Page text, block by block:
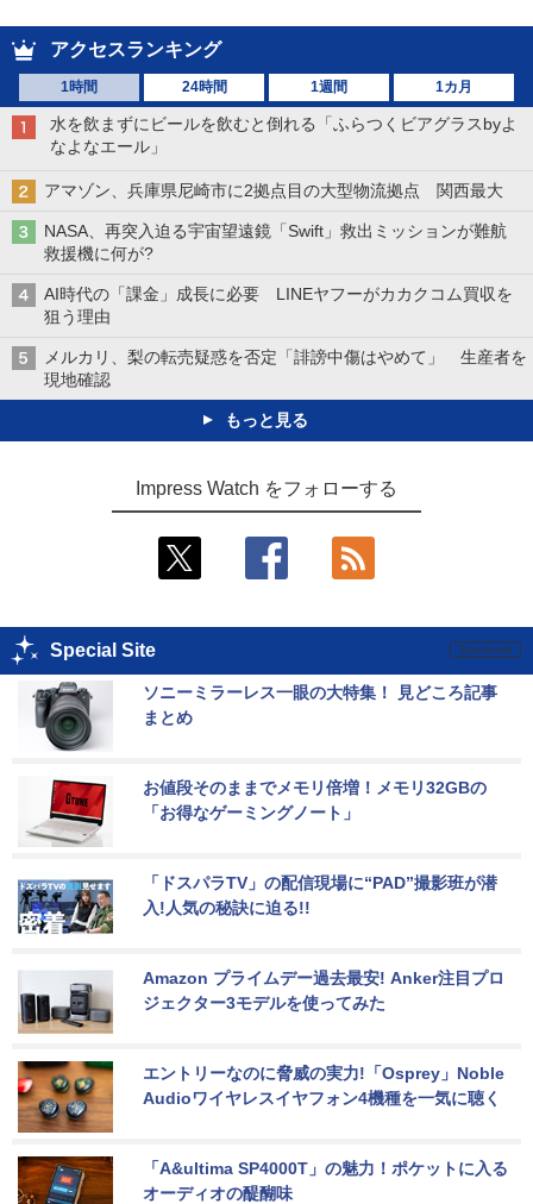
アクセスランキング
1時間 24時間 1週間 1カ月
水を飲まずにビールを飲むと倒れる「ふらつくビアグラスbyよ
なよなエール」
アマゾン、兵庫県尼崎市に2拠点目の大型物流拠点 関西最大
NASA、再突入迫る宇宙望遠鏡「Swift」救出ミッションが難航
救援機に何が?
AI時代の「課金」成長に必要 LINEヤフーがカカクコム買収を
狙う理由
メルカリ、梨の転売疑惑を否定「誹謗中傷はやめて」 生産者を
現地確認
もっと見る
Impress Watch をフォローする
Special Site
ソニーミラーレス一眼の大特集！ 見どころ記事
まとめ
お値段そのままでメモリ倍増！メモリ32GBの
「お得なゲーミングノート」
「ドスパラTV」の配信現場に“PAD”撮影班が潜
入!人気の秘訣に迫る!!
Amazon プライムデー過去最安! Anker注目プロ
ジェクター3モデルを使ってみた
エントリーなのに脅威の実力!「Osprey」Noble
Audioワイヤレスイヤフォン4機種を一気に聴く
「A&ultima SP4000T」の魅力！ポケットに入る
オーディオの醍醐味